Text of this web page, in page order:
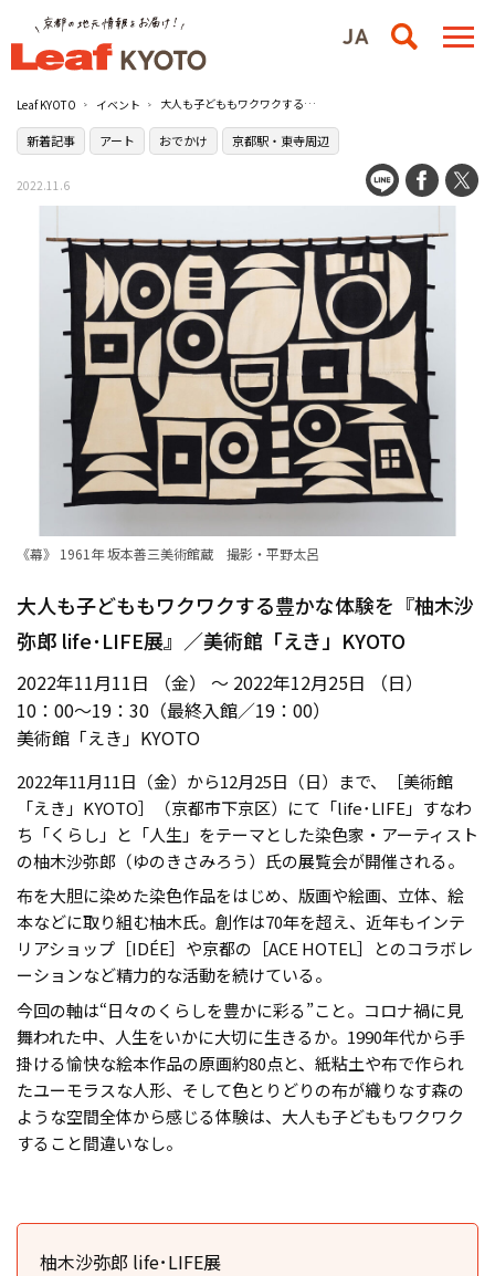
Leaf KYOTO イベント 大人も子どももワクワクする豊かな体験を『柚木沙弥郎 life･LIFE展』／美術館「えき」KYOTO
新着記事 アート おでかけ 京都駅・東寺周辺
2022.11.6
《幕》 1961年 坂本善三美術館蔵 撮影・平野太呂
大人も子どももワクワクする豊かな体験を『柚木沙
弥郎 life･LIFE展』／美術館「えき」KYOTO
2022年11月11日 （金） ～ 2022年12月25日 （日）
10：00～19：30（最終入館／19：00）
美術館「えき」KYOTO
2022年11月11日（金）から12月25日（日）まで、［美術館
「えき」KYOTO］（京都市下京区）にて「life･LIFE」すなわ
ち「くらし」と「人生」をテーマとした染色家・アーティスト
の柚木沙弥郎（ゆのきさみろう）氏の展覧会が開催される。
布を大胆に染めた染色作品をはじめ、版画や絵画、立体、絵
本などに取り組む柚木氏。創作は70年を超え、近年もインテ
リアショップ［IDÉE］や京都の［ACE HOTEL］とのコラボレ
ーションなど精力的な活動を続けている。
今回の軸は“日々のくらしを豊かに彩る”こと。コロナ禍に見
舞われた中、人生をいかに大切に生きるか。1990年代から手
掛ける愉快な絵本作品の原画約80点と、紙粘土や布で作られ
たユーモラスな人形、そして色とりどりの布が織りなす森の
ような空間全体から感じる体験は、大人も子どももワクワク
すること間違いなし。
柚木沙弥郎 life･LIFE展